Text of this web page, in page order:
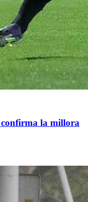
la millora